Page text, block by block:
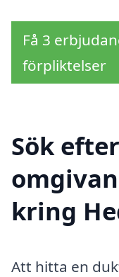
Få 3
förpliktelser
Sök
kring
Att hitta en